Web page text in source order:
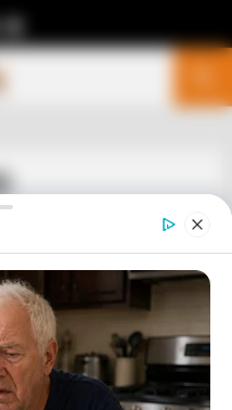
ΕΙΣΑΙ
ΣΗΜΕΡΑ ΚΑΙ ΤΙ
ΙΟ ΠΟΥ
ΜΑΖΙ ΤΙ ΕΙΠΕ ΣΕ...